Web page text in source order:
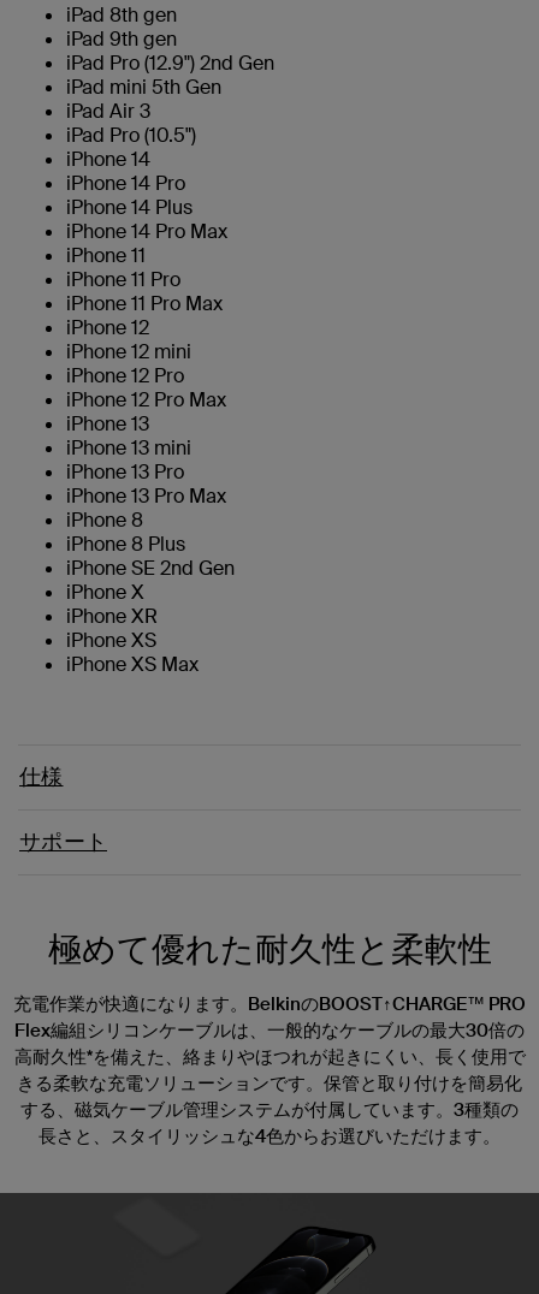
iPad 8th gen
iPad 9th gen
iPad Pro (12.9") 2nd Gen
iPad mini 5th Gen
iPad Air 3
iPad Pro (10.5")
iPhone 14
iPhone 14 Pro
iPhone 14 Plus
iPhone 14 Pro Max
iPhone 11
iPhone 11 Pro
iPhone 11 Pro Max
iPhone 12
iPhone 12 mini
iPhone 12 Pro
iPhone 12 Pro Max
iPhone 13
iPhone 13 mini
iPhone 13 Pro
iPhone 13 Pro Max
iPhone 8
iPhone 8 Plus
iPhone SE 2nd Gen
iPhone X
iPhone XR
iPhone XS
iPhone XS Max
仕様
サポート
極めて優れた耐久性と柔軟性
充電作業が快適になります。BelkinのBOOST↑CHARGE™ PRO
Flex編組シリコンケーブルは、一般的なケーブルの最大30倍の
高耐久性*を備えた、絡まりやほつれが起きにくい、長く使用で
きる柔軟な充電ソリューションです。保管と取り付けを簡易化
する、磁気ケーブル管理システムが付属しています。3種類の
長さと、スタイリッシュな4色からお選びいただけます。